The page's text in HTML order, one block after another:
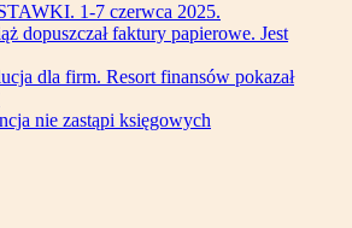
1-7 czerwca 2025.
dopuszczał faktury papierowe. Jest
dla firm. Resort finansów pokazał
nie zastąpi księgowych